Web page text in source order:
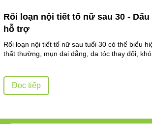
Rối loạn nội tiết tố nữ sau 30 - Dấu
hỗ trợ
Rối loạn nội tiết tố nữ sau tuổi 30 có thể biểu
thất thường, mụn dai dẳng, da tóc thay đổi, khó
Đọc tiếp